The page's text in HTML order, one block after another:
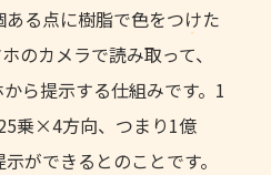
る点に樹脂で色をつけた
のカメラで読み取って、
ら提示する仕組みです。1
乗×4方向、つまり1億
ができるとのことです。